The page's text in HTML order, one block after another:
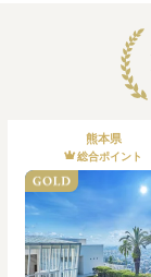
熊本県
総合ポイント